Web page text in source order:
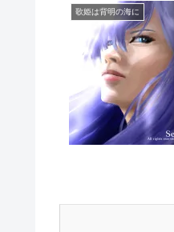
歌姫は背明の海に